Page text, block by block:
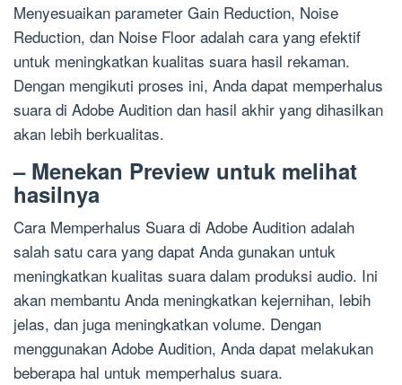
Menyesuaikan parameter Gain Reduction, Noise
Reduction, dan Noise Floor adalah cara yang efektif
untuk meningkatkan kualitas suara hasil rekaman.
Dengan mengikuti proses ini, Anda dapat memperhalus
suara di Adobe Audition dan hasil akhir yang dihasilkan
akan lebih berkualitas.
– Menekan Preview untuk melihat
hasilnya
Cara Memperhalus Suara di Adobe Audition adalah
salah satu cara yang dapat Anda gunakan untuk
meningkatkan kualitas suara dalam produksi audio. Ini
akan membantu Anda meningkatkan kejernihan, lebih
jelas, dan juga meningkatkan volume. Dengan
menggunakan Adobe Audition, Anda dapat melakukan
beberapa hal untuk memperhalus suara.